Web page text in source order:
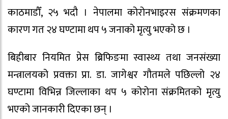
काठमाडौँ, २५ भदौ । नेपालमा कोरोनभाइरस संक्रमणका
कारण गत २४ घण्टामा थप ५ जनाको मृत्यु भएको छ ।
बिहीबार नियमित प्रेस ब्रिफिङमा स्वास्थ्य तथा जनसंख्या
मन्त्रालयको प्रवक्ता प्रा. डा. जागेश्वर गौतमले पछिल्लो २४
घण्टामा विभिन्न जिल्लाका थप ५ कोरोना संक्रमितको मृत्यु
भएको जानकारी दिएका छन् ।